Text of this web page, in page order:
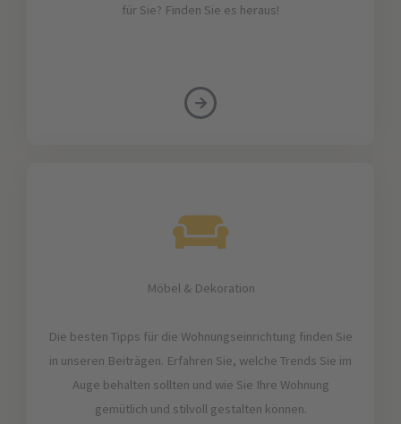
für Sie? Finden Sie es heraus!
Möbel & Dekoration
Die besten Tipps für die Wohnungseinrichtung finden Sie
in unseren Beiträgen. Erfahren Sie, welche Trends Sie im
Auge behalten sollten und wie Sie Ihre Wohnung
gemütlich und stilvoll gestalten können.